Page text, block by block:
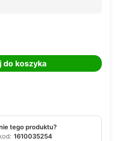
Dodaj do koszyka
tego produktu?
1610035254